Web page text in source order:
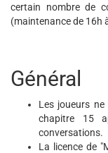
certain nombre de
(maintenance de 16h
Général
Les joueurs
chapitre 15
conversations.
La licence de